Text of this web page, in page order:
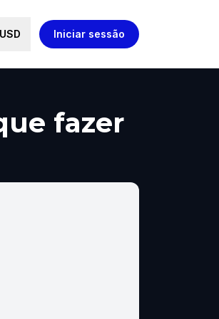
USD Iniciar sessão
fazer